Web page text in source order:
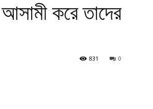
করে তাদের
0
831